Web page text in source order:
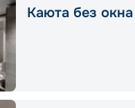
Каюта без